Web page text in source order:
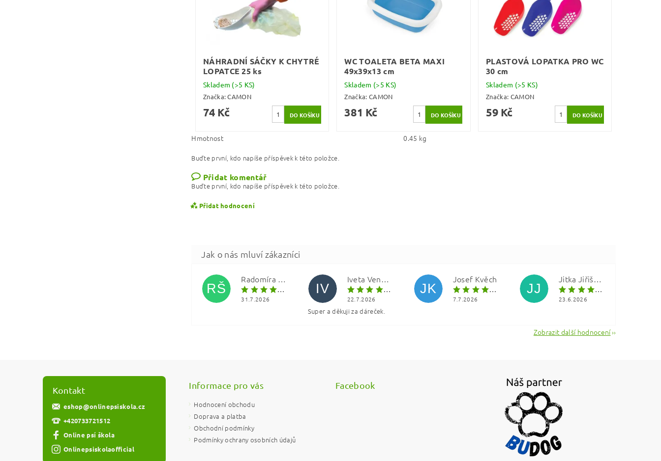
NÁHRADNÍ SÁČKY K CHYTRÉ
LOPATCE 25 ks
Skladem (>5 KS)
Značka:CAMON
74 Kč
WC TOALETA BETA MAXI
49x39x13 cm
Skladem (>5 KS)
Značka:CAMON
381 Kč
PLASTOVÁ LOPATKA PRO WC
30 cm
Skladem (>5 KS)
Značka: CAMON
59 Kč
Hmotnost 0.45 kg
Buďte první, kdo napíše příspěvek k této položce.
Přidat komentář
Buďte první, kdo napíše příspěvek k této položce.
Přidat hodnocení
RŠ
Radomíra Šolínová
31.7.2026
IV
Iveta Vencová
22.7.2026
Super a děkuji za dáreček.
JK
Josef Kvěch
7.7.2026
JJ
Jitka Jiřištová
23.6.2026
Zobrazit další hodnocení
Kontakt
eshop@onlinepsiskola.cz
+420733721512
Online psí škola
Onlinepsiskolaofficial
Informace pro vás
Hodnocení obchodu
Doprava a platba
Obchodní podmínky
Podmínky ochrany osobních údajů
Facebook